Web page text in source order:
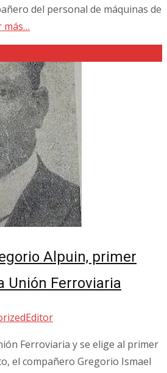
del personal de máquinas de
más…
Alpuin, primer
Unión Ferroviaria
Editor
Ferroviaria y se elige al primer
el compañero Gregorio Ismael